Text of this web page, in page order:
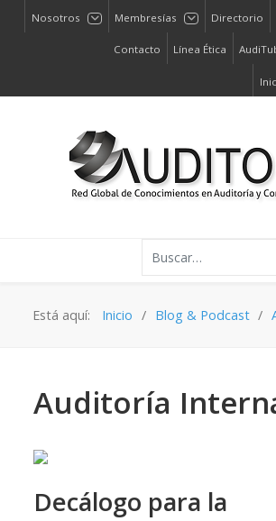
Nosotros Membresías Directorio
Contacto Línea Ética
Está aquí: Inicio Blog & Podcast
Auditoría
Decálogo para la